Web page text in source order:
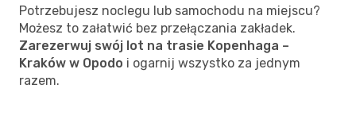
Potrzebujesz noclegu lub samochodu na miejscu?
Możesz to załatwić bez przełączania zakładek.
Zarezerwuj swój lot na trasie Kopenhaga –
Kraków w Opodo i ogarnij wszystko za jednym
razem.